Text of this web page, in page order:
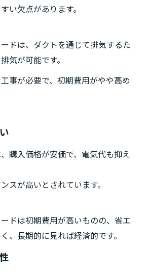
い欠点があります。
ドは、ダクトを通じて排気するた
気が可能です。
事が必要で、初期費用がやや高め
購入価格が安価で、電気代も抑え
スが高いとされています。
ドは初期費用が高いものの、省エ
、長期的に見れば経済的です。